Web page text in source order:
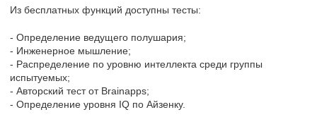
Из бесплатных функций доступны тесты:
- Определение ведущего полушария;
- Инженерное мышление;
- Распределение по уровню интеллекта среди группы
испытуемых;
- Авторский тест от Brainapps;
- Определение уровня IQ по Айзенку.